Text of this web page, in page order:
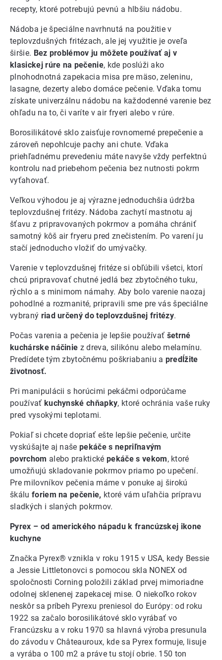
recepty, ktoré potrebujú pevnú a hlbšiu nádobu.
Nádoba je špeciálne navrhnutá na použitie v
teplovzdušných fritézach, ale jej využitie je oveľa
širšie. Bez problémov ju môžete používať aj v
klasickej rúre na pečenie, kde poslúži ako
plnohodnotná zapekacia misa pre mäso, zeleninu,
lasagne, dezerty alebo domáce pečenie. Vďaka tomu
získate univerzálnu nádobu na každodenné varenie bez
ohľadu na to, či varíte v air fryeri alebo v rúre.
Borosilikátové sklo zaisťuje rovnomerné prepečenie a
zároveň nepohlcuje pachy ani chute. Vďaka
priehľadnému prevedeniu máte navyše vždy perfektnú
kontrolu nad priebehom pečenia bez nutnosti pokrm
vyťahovať.
Veľkou výhodou je aj výrazne jednoduchšia údržba
teplovzdušnej fritézy. Nádoba zachytí mastnotu aj
šťavu z pripravovaných pokrmov a pomáha chrániť
samotný kôš air fryeru pred znečistením. Po varení ju
stačí jednoducho vložiť do umývačky.
Varenie v teplovzdušnej fritéze si obľúbili všetci, ktorí
chcú pripravovať chutné jedlá bez zbytočného tuku,
rýchlo a s minimom námahy. Aby bolo varenie naozaj
pohodlné a rozmanité, pripravili sme pre vás špeciálne
vybraný riad určený do teplovzdušnej fritézy.
Počas varenia a pečenia je lepšie používať šetrné
kuchárske náčinie z dreva, silikónu alebo melamínu.
Predídete tým zbytočnému poškriabaniu a predĺžite
životnosť.
Pri manipulácii s horúcimi pekáčmi odporúčame
používať kuchynské chňapky, ktoré ochránia vaše ruky
pred vysokými teplotami.
Pokiaľ si chcete dopriať ešte lepšie pečenie, určite
vyskúšajte aj naše pekáče s nepriľnavým
povrchom alebo praktické pekáče s vekom, ktoré
umožňujú skladovanie pokrmov priamo po upečení.
Pre milovníkov pečenia máme v ponuke aj širokú
škálu foriem na pečenie, ktoré vám uľahčia prípravu
sladkých i slaných pokrmov.
Pyrex – od amerického nápadu k francúzskej ikone
kuchyne
Značka Pyrex® vznikla v roku 1915 v USA, kedy Bessie
a Jessie Littletonovci s pomocou skla NONEX od
spoločnosti Corning položili základ prvej mimoriadne
odolnej sklenenej zapekacej mise. O niekoľko rokov
neskôr sa príbeh Pyrexu preniesol do Európy: od roku
1922 sa začalo borosilikátové sklo vyrábať vo
Francúzsku a v roku 1970 sa hlavná výroba presunula
do závodu v Châteauroux, kde sa Pyrex formuje, lisuje
a vyrába o 100 m2 a práve tu stojí obrie. 150 ton